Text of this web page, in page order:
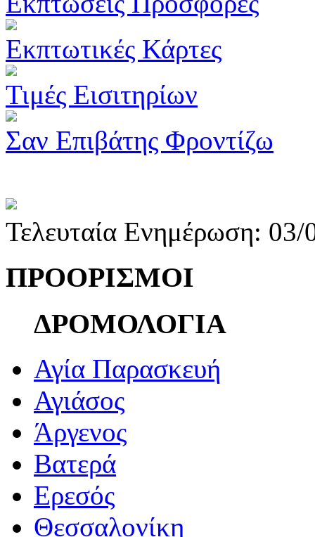
Εκπτωτικές Κάρτες
Τιμές Εισιτηρίων
Σαν Επιβάτης Φροντίζω
Τελευταία Ενημέρωση:
ΠΡΟΟΡΙΣΜΟΙ
ΔΡΟΜΟΛΟΓΙΑ
Αγία Παρασκευή
Αγιάσος
Άργενος
Βατερά
Ερεσός
Θεσσαλονίκη